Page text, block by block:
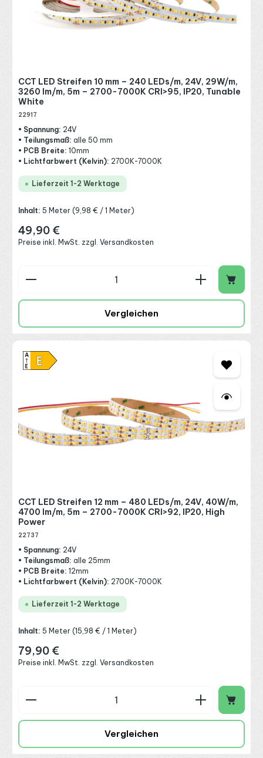
CCT LED Streifen 10 mm – 240 LEDs/m, 24V, 29W/m,
3260 lm/m, 5m – 2700-7000K CRI>95, IP20, Tunable
White
22917
• Spannung: 24V
• Teilungsmaß: alle 50 mm
• PCB Breite: 10mm
• Lichtfarbwert (Kelvin): 2700K-7000K
Lieferzeit 1-2 Werktage
Inhalt:5 Meter(9,98 € / 1 Meter)
Regulärer Preis:
49,90 €
Preise inkl. MwSt. zzgl. Versandkosten
Produkt Anzahl: Gib den gewünschten Wert
Vergleichen
CCT LED Streifen 12 mm – 480 LEDs/m, 24V, 40W/m,
4700 lm/m, 5m – 2700-7000K CRI>92, IP20, High
Power
22737
• Spannung: 24V
• Teilungsmaß: alle 25mm
• PCB Breite: 12mm
• Lichtfarbwert (Kelvin): 2700K-7000K
Lieferzeit 1-2 Werktage
Inhalt:5 Meter(15,98 € / 1 Meter)
Regulärer Preis:
79,90 €
Preise inkl. MwSt. zzgl. Versandkosten
Produkt Anzahl: Gib den gewünschten Wert
Vergleichen